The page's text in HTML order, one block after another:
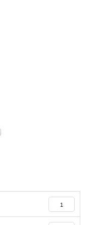
1